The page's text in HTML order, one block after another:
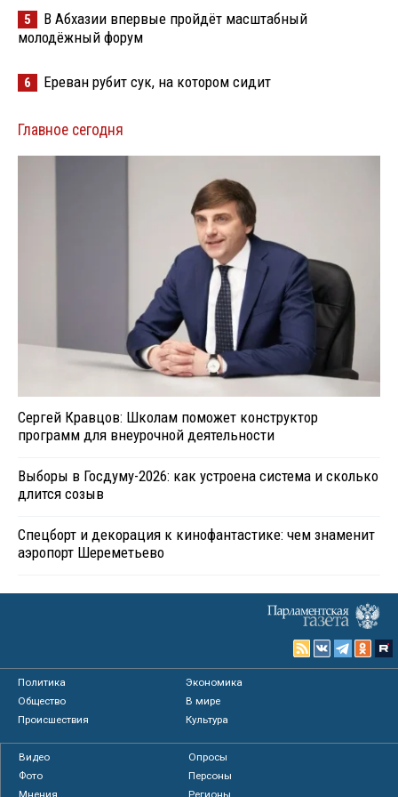
5
В Абхазии впервые пройдёт масштабный
молодёжный форум
6 Ереван рубит сук, на котором сидит
Главное сегодня
Сергей Кравцов: Школам поможет конструктор
программ для внеурочной деятельности
Выборы в Госдуму-2026: как устроена система и сколько
длится созыв
Спецборт и декорация к кинофантастике: чем знаменит
аэропорт Шереметьево
Политика
Экономика
Общество
В мире
Происшествия
Культура
Видео
Опросы
Фото
Персоны
Мнения
Регионы